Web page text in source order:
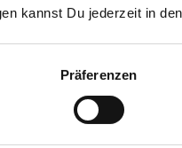
kannst Du jederzeit in den
Präferenzen